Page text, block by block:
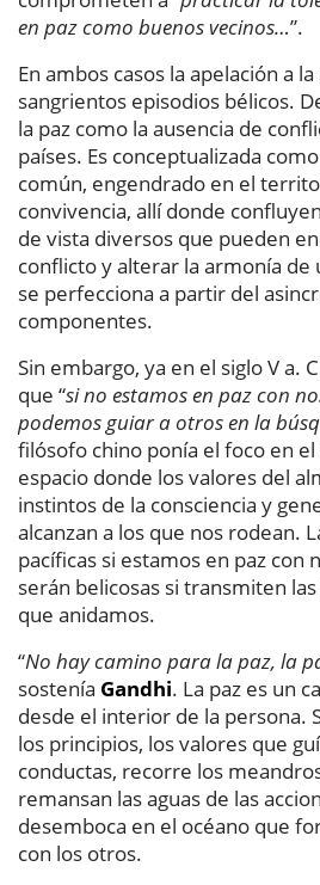
en paz como buenos vecinos…”.
En ambos casos la apelación a
sangrientos episodios bélicos.
la paz como la ausencia de
países. Es conceptualizada
común, engendrado en el
convivencia, allí donde
de vista diversos que pueden
conflicto y alterar la armonía de
se perfecciona a partir del
componentes.
Sin embargo, ya en el siglo V a.
que “si no estamos en paz con
podemos guiar a otros en la
filósofo chino ponía el foco en
espacio donde los valores del
instintos de la consciencia y
alcanzan a los que nos rodean.
pacíficas si estamos en paz con
serán belicosas si transmiten
que anidamos.
“No hay camino para la paz, la
sostenía Gandhi. La paz es un
desde el interior de la persona.
los principios, los valores que
conductas, recorre los
remansan las aguas de las
desemboca en el océano que
con los otros.